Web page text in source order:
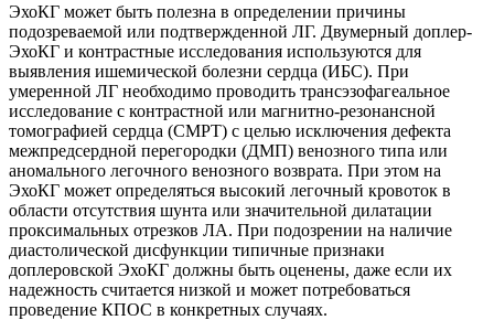
ЭхоКГ может быть полезна в определении причины
подозреваемой или подтвержденной ЛГ. Двумерный доплер-
ЭхоКГ и контрастные исследования используются для
выявления ишемической болезни сердца (ИБС). При
умеренной ЛГ необходимо проводить трансэзофагеальное
исследование с контрастной или магнитно-резонансной
томографией сердца (СМРТ) с целью исключения дефекта
межпредсердной перегородки (ДМП) венозного типа или
аномального легочного венозного возврата. При этом на
ЭхоКГ может определяться высокий легочный кровоток в
области отсутствия шунта или значительной дилатации
проксимальных отрезков ЛА. При подозрении на наличие
диастолической дисфункции типичные признаки
доплеровской ЭхоКГ должны быть оценены, даже если их
надежность считается низкой и может потребоваться
проведение КПОС в конкретных случаях.